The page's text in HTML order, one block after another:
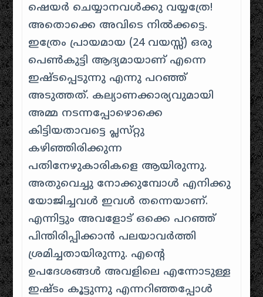
ഷെയര്‍ ചെയ്യാനവള്‍ക്കു വയ്യത്രേ!
അതൊക്കെ അവിടെ നില്‍ക്കട്ടെ.
ഇത്രേം പ്രായമായ (24 വയസ്സ്) ഒരു
പെണ്‍‌കുട്ടി ആദ്യമായാണ്‌ എന്നെ
ഇഷ്ടപ്പെടുന്നു എന്നു പറഞ്ഞ്
അടുത്തത്. കല്യാണക്കാര്യവുമായി
അമ്മ നടന്നപ്പോഴൊക്കെ
കിട്ടിയതാവട്ടെ പ്ലസ്‌റ്റു
കഴിഞ്ഞിരിക്കുന്ന
പതിനേഴുകാരികളെ ആയിരുന്നു.
അതുവെച്ചു നോക്കുമ്പോള്‍ എനിക്കു
യോജിച്ചവള്‍ ഇവള്‍ തന്നെയാണ്‌.
എന്നിട്ടും അവളോട് ഒക്കെ പറഞ്ഞ്
പിന്തിരിപ്പിക്കാന്‍ പലയാവര്‍ത്തി
ശ്രമിച്ചതായിരുന്നു. എന്റെ
ഉപദേശങ്ങള്‍ അവളിലെ എന്നോടുള്ള
ഇഷ്ടം കൂട്ടുന്നു എന്നറിഞ്ഞപ്പോള്‍